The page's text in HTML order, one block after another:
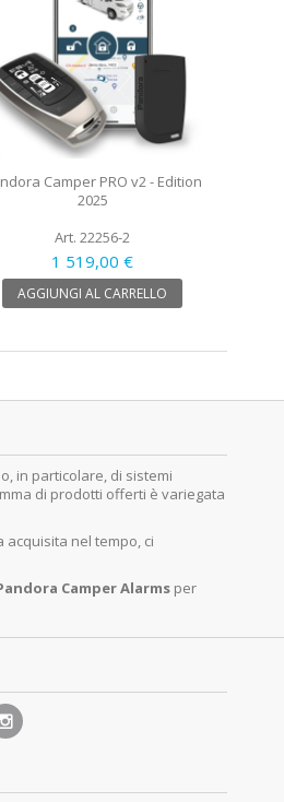
Camper PRO v2 - Edition
2025
Art. 22256-2
1 519,00 €
AGGIUNGI AL CARRELLO
in particolare, di sistemi
di prodotti offerti è variegata
nel tempo, ci
Camper Alarms per